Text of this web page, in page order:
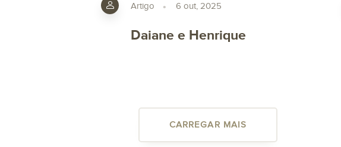
Artigo 6 out, 2025
Daiane e Henrique
CARREGAR MAIS